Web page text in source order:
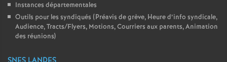
Instances départementales
Outils pour les syndiqués (Préavis de grève, Heure d’info syndicale,
Audience, Tracts/Flyers, Motions, Courriers aux parents, Animation
des réunions)